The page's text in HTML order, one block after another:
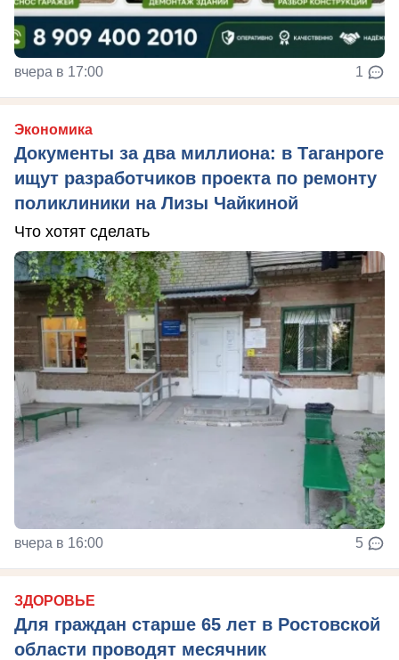
вчера в 17:00 1
Экономика
Документы за два миллиона: в Таганроге
ищут разработчиков проекта по ремонту
поликлиники на Лизы Чайкиной
Что хотят сделать
вчера в 16:00 5
ЗДОРОВЬЕ
Для граждан старше 65 лет в Ростовской
области проводят месячник